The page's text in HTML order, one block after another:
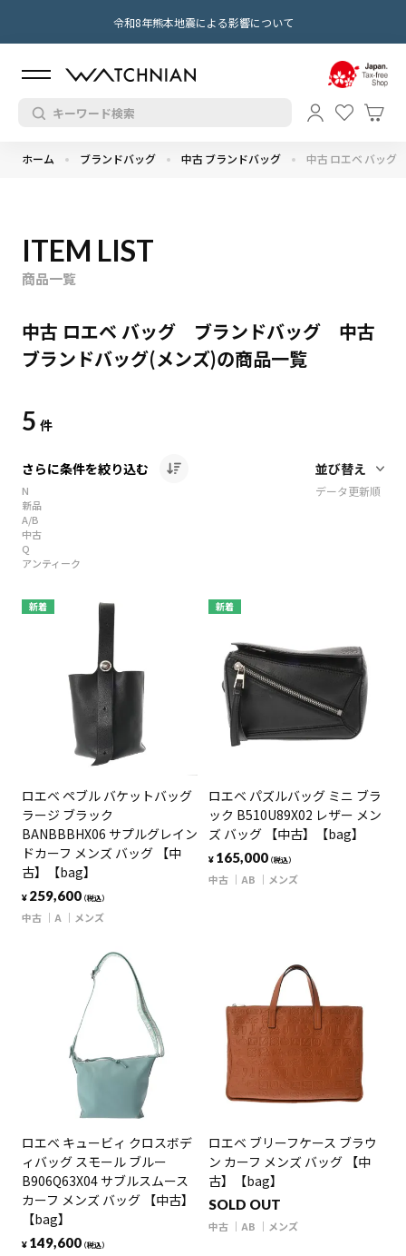
令和8年熊本地震による影響について
ホーム ブランドバッグ 中古 ブランドバッグ 中古 ロエベ バッグ
ITEM LIST
商品一覧
中古 ロエベ バッグ ブランドバッグ 中古
ブランドバッグ(メンズ)の商品一覧
5 件
さらに条件を絞り込む
N
新品
A/B
中古
Q
アンティーク
データ更新順
新着
ロエベ ペブル バケットバッグ
ラージ ブラック
BANBBBHX06 サプルグレイン
ドカーフ メンズ バッグ 【中
古】【bag】
¥ 259,600（税込）
中古 A メンズ
新着
ロエベ パズルバッグ ミニ ブラ
ック B510U89X02 レザー メン
ズ バッグ 【中古】【bag】
¥ 165,000（税込）
中古 AB メンズ
ロエベ キュービィ クロスボデ
ィバッグ スモール ブルー
B906Q63X04 サブルスムース
カーフ メンズ バッグ 【中古】
【bag】
¥ 149,600（税込）
ロエベ ブリーフケース ブラウ
ン カーフ メンズ バッグ 【中
古】【bag】
SOLD OUT
中古 AB メンズ